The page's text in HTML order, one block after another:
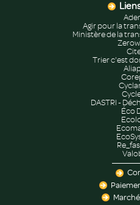
Agir pour la
Ministère de la
Trier c'est
DASTRI -
Éco